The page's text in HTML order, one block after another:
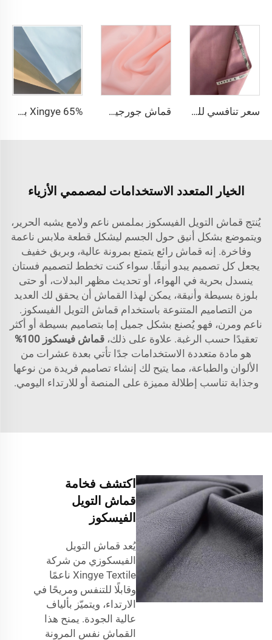
سعر تنافسي للقماش tr 80% بوليستر و20% رايون مناسب لملابس الرجال والقمصان قماش جورجيت شيفون 75D بسعر رخيص البوليستر 100% 2800 لفّة شيفون اللؤلؤي لصناعة الفساتين Xingye 65% بوليستر 35% قطن TC مقاوم للماء تويل قماش للملابس الطبية
الخيار المتعدد الاستخدامات لمصممي الأزياء
يُنتج قماش التويل الفيسكوز بملمس ناعم ولامع يشبه الحرير،
ويتموضع بشكل أنيق حول الجسم ليشكل قطعة ملابس ناعمة
وفاخرة. إنه قماش رائع يتمتع بمرونة عالية، وبريق خفيف
يجعل كل تصميم يبدو أنيقًا. سواء كنت تخطط لتصميم فستان
ينسدل بحرية في الهواء، أو تحديث مظهر البدلات، أو حتى
بلوزة بسيطة وأنيقة، يمكن لهذا القماش أن يحقق لك العديد
من التصاميم المتنوعة باستخدام قماش التويل الفيسكوز.
ناعم ومرن، فهو يُصنع بشكل جميل إما بتصاميم بسيطة أو أكثر
تعقيدًا حسب الرغبة. علاوة على ذلك،قماش فيسكوز 100%
هو مادة متعددة الاستخدامات جدًا تأتي بعدة عشرات من
الألوان والطباعة، مما يتيح لك إنشاء تصاميم فريدة من نوعها
وجذابة تناسب إطلالة مميزة على المنصة أو للارتداء اليومي.
اكتشف فخامة
قماش التويل
الفيسكوز
يُعد قماش التويل
الفيسكوزي من شركة
Xingye Textile ناعمًا
وقابلًا للتنفس ومريحًا في
الارتداء، ويتميّز بألياف
عالية الجودة. يمنح هذا
القماش نفس المرونة